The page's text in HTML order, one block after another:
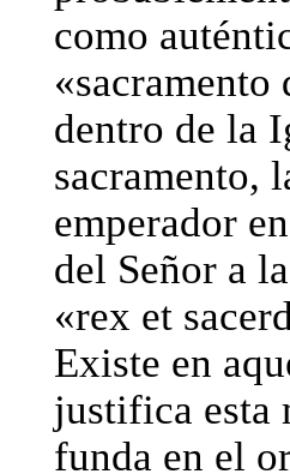
como
«sacramento
dentro de la
sacramento,
emperador
del Señor a
«rex et
Existe en
justifica esta
funda en el